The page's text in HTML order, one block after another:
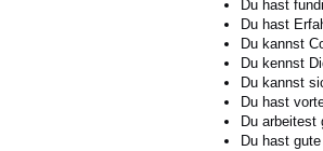
Du hast
Du hast
Du kannst
Du kennst
Du kannst
Du hast
Du arbeitest
Du hast